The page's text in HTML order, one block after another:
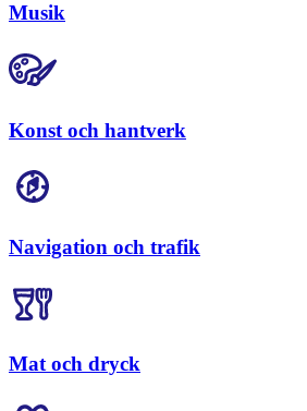
Musik
Konst och hantverk
Navigation och trafik
Mat och dryck